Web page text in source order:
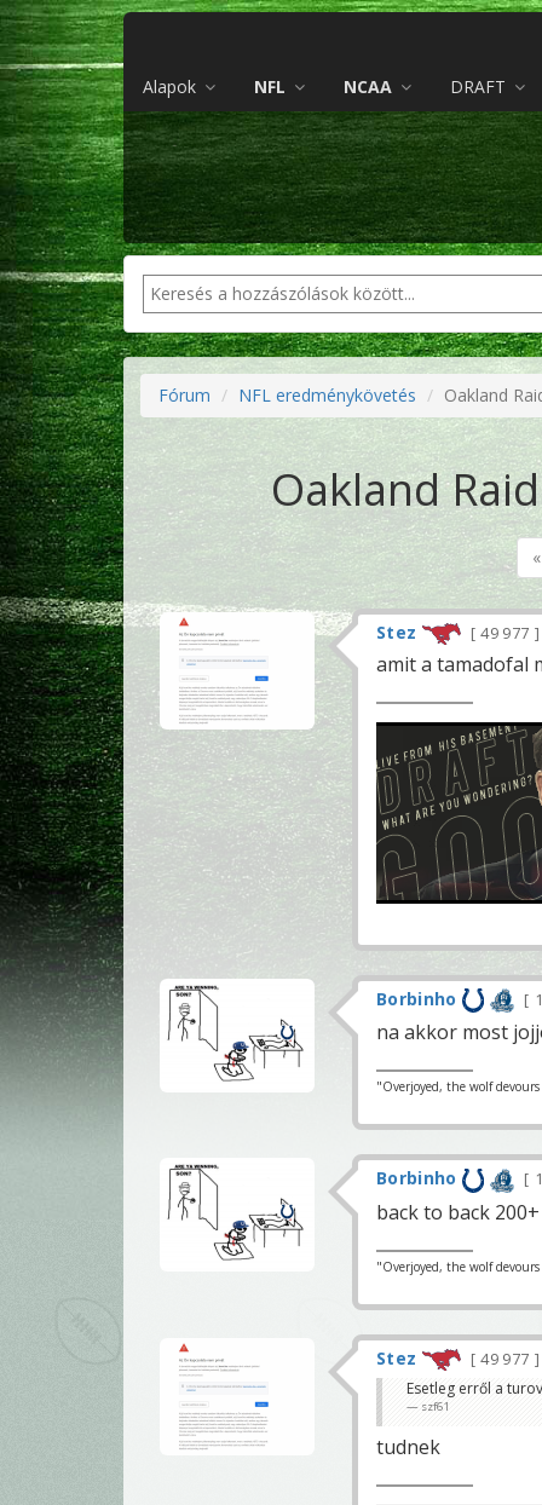
Alapok NFL NCAA DRAFT
Fórum NFL eredménykövetés Oakland
Oakland
«
Stez 49 977
amit a tamadofal
Borbinho
na akkor most
"Overjoyed, the wolf
Borbinho
back to back
"Overjoyed, the wolf
Stez
49 977
Esetleg erről a
szf61
tudnek